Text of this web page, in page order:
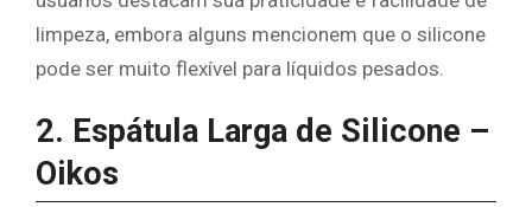
limpeza, embora alguns mencionem que o silicone
pode ser muito flexível para líquidos pesados.
2. Espátula Larga de Silicone –
Oikos